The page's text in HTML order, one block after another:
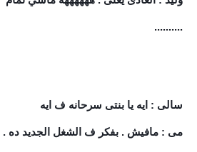
..........
سالى : ايه يا بنتى سرحانه ف ايه
مى : مافيش . بفكر ف الشغل الجديد ده .